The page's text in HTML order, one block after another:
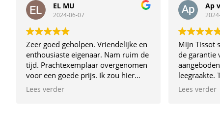
EL MU
2024-06-07
Zeer goed geholpen. Vriendelijke en
enthousiaste eigenaar. Nam ruim de
tijd. Prachtexemplaar overgenomen
voor een goede prijs. Ik zou hier
zeker terugkomen
Lees verder
Ap
Mijn Tissot
de garantie
aangeboden. Dacht dat de
leegraakte.
opsturen
Lees verder